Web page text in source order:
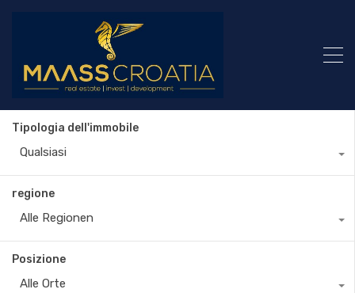
Tipologia dell'immobile
Qualsiasi
regione
Alle Regionen
Posizione
Alle Orte